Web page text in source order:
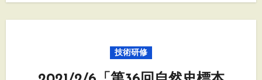
技術研修